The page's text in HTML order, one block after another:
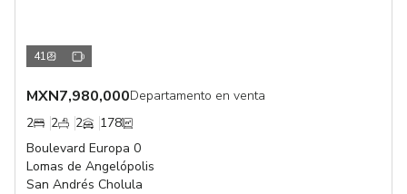
41
MXN7,980,000Departamento en venta
2
2 2
178
Boulevard Europa 0
Lomas de Angelópolis
San Andrés Cholula